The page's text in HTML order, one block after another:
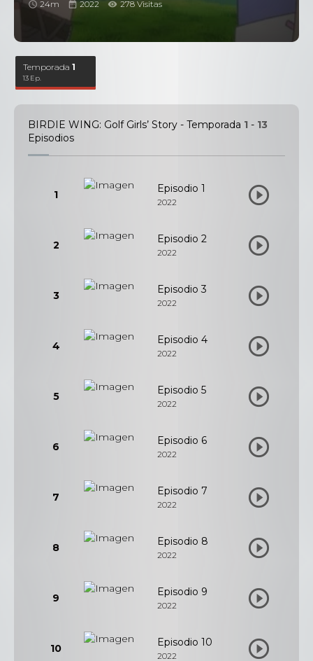
24m 2022 278 Visitas
Temporada1
13 Ep.
BIRDIE WING: Golf Girls’ Story - Temporada 1 - 13
Episodios
1 Episodio 1
2022
2 Episodio 2
2022
3 Episodio 3
2022
4 Episodio 4
2022
5 Episodio 5
2022
6 Episodio 6
2022
7 Episodio 7
2022
8 Episodio 8
2022
9 Episodio 9
2022
10 Episodio 10
2022